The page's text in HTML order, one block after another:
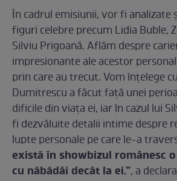
În cadrul emisiunii, vor fi analizate
figuri celebre precum Lidia Buble,
Silviu Prigoană. Aflăm despre
impresionante ale acestor
prin care au trecut. Vom înțelege
Dumitrescu a făcut față unei
dificile din viața ei, iar în cazul lui
fi dezvăluite detalii intime despre
lupte personale pe care le-a
există în showbizul românesc
cu năbădăi decât la ei.”, a